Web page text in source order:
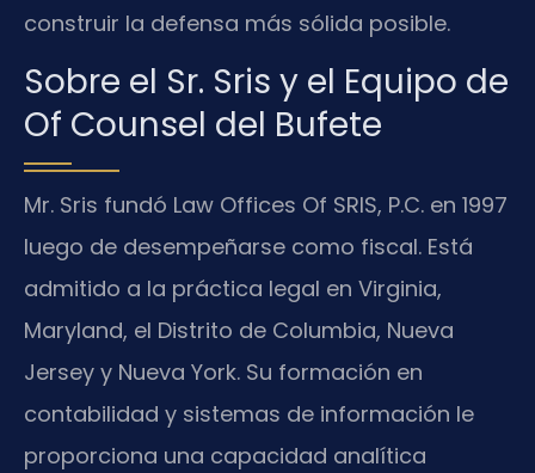
construir la defensa más sólida posible.
Sobre el Sr. Sris y el Equipo de
Of Counsel del Bufete
Mr. Sris fundó Law Offices Of SRIS, P.C. en 1997
luego de desempeñarse como fiscal. Está
admitido a la práctica legal en Virginia,
Maryland, el Distrito de Columbia, Nueva
Jersey y Nueva York. Su formación en
contabilidad y sistemas de información le
proporciona una capacidad analítica